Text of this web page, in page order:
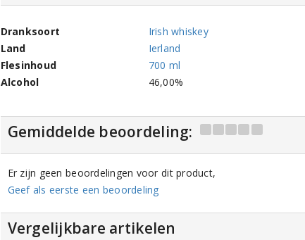
Dranksoort
Irish whiskey
Land
Ierland
Flesinhoud
700 ml
Alcohol
46,00%
Gemiddelde beoordeling:
Er zijn geen beoordelingen voor dit product,
Geef als eerste een beoordeling
Vergelijkbare artikelen